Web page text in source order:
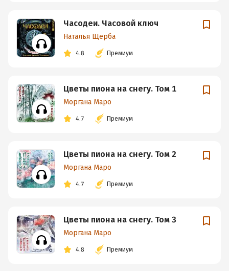
Часодеи. Часовой ключ
Наталья Щерба
4.8 Премиум
Цветы пиона на снегу. Том 1
Моргана Маро
4.7 Премиум
Цветы пиона на снегу. Том 2
Моргана Маро
4.7 Премиум
Цветы пиона на снегу. Том 3
Моргана Маро
4.8 Премиум